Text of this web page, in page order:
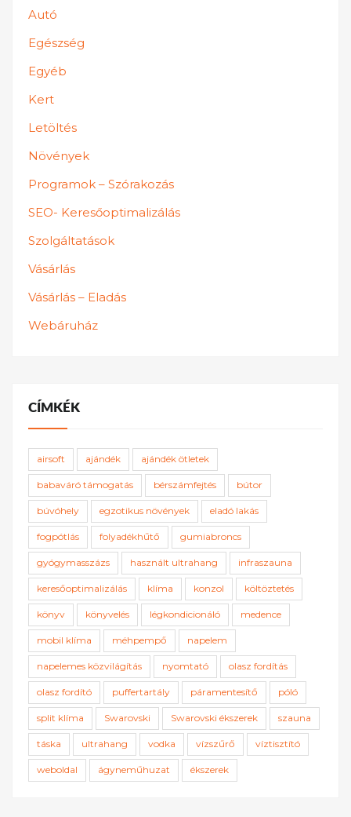
Autó
Egészség
Egyéb
Kert
Letöltés
Növények
Programok – Szórakozás
SEO- Keresőoptimalizálás
Szolgáltatások
Vásárlás
Vásárlás – Eladás
Webáruház
CÍMKÉK
airsoft ajándék ajándék ötletek
babaváró támogatás bérszámfejtés bútor
búvóhely egzotikus növények eladó lakás
fogpótlás folyadékhűtő gumiabroncs
gyógymasszázs használt ultrahang infraszauna
keresőoptimalizálás klíma konzol költöztetés
könyv könyvelés légkondicionáló medence
mobil klíma méhpempő napelem
napelemes közvilágítás nyomtató olasz fordítás
olasz fordító puffertartály páramentesítő póló
split klíma Swarovski Swarovski ékszerek szauna
táska ultrahang vodka vízszűrő víztisztító
weboldal ágyneműhuzat ékszerek